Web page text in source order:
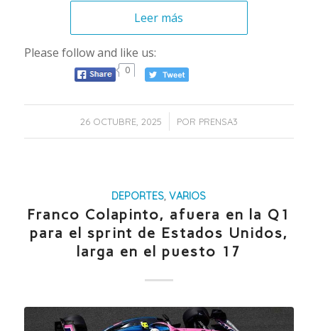
Leer más
Please follow and like us:
0
26 OCTUBRE, 2025
/ POR PRENSA3
DEPORTES,VARIOS
Franco Colapinto, afuera en la Q1
para el sprint de Estados Unidos,
larga en el puesto 17